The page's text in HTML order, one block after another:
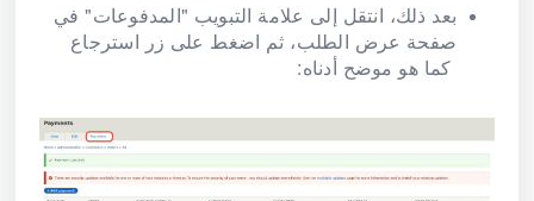
بعد ذلك، انتقل إلى علامة التبويب "المدفوعات" في
صفحة عرض الطلب، ثم اضغط على زر استرجاع
كما هو موضح أدناه: